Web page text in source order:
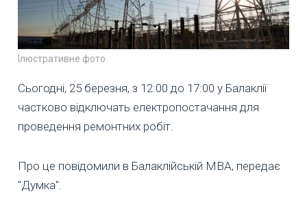
Ілюстративне фото
Сьогодні, 25 березня, з 12:00 до 17:00 у Балаклії
частково відключать електропостачання для
проведення ремонтних робіт.
Про це повідомили в Балаклійській МВА, передає
"Думка".